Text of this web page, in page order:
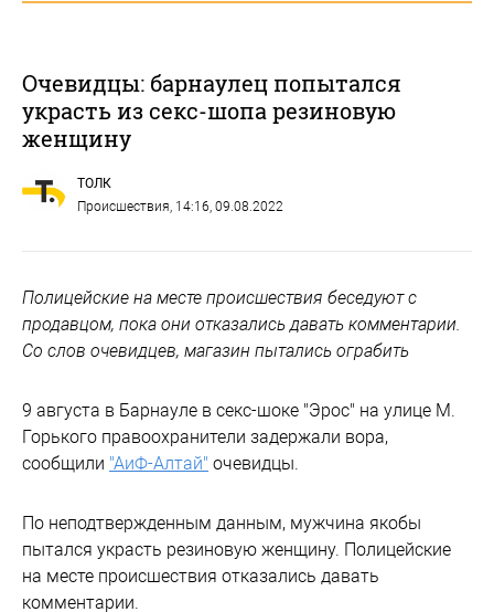
Очевидцы: барнаулец попытался
украсть из секс-шопа резиновую
женщину
ТОЛК
Происшествия , 14:16, 09.08.2022
Полицейские на месте происшествия беседуют с
продавцом, пока они отказались давать комментарии.
Со слов очевидцев, магазин пытались ограбить
9 августа в Барнауле в секс-шоке "Эрос" на улице М.
Горького правоохранители задержали вора,
сообщили "АиФ-Алтай" очевидцы.
По неподтвержденным данным, мужчина якобы
пытался украсть резиновую женщину. Полицейские
на месте происшествия отказались давать
комментарии.